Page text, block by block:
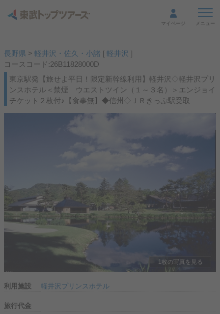
マイページ メニュー
長野県 > 軽井沢・佐久・小諸 [ 軽井沢 ]
コースコード:26B11828000D
東京駅発【旅せよ平日！限定新幹線利用】軽井沢◇軽井沢プリ
ンスホテル＜禁煙 ウエストツイン（１～３名）＞エンジョイ
チケット２枚付♪【食事無】◆信州◇ＪＲきっぷ駅受取
1枚の写真を見る
利用施設 軽井沢プリンスホテル
旅行代金